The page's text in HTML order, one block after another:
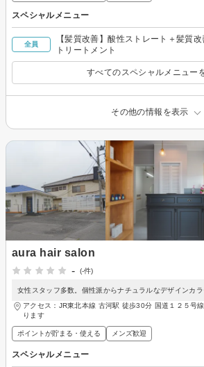
スペシャルメニュー
全員
【髪質改善】酸性ストレート＋髪質
トリートメント
すべてのスペシャルメニュー
その他の情報を表示
aura hair salon
-
(-件)
女性スタッフ多数。個性派からナチュラルなデザインカ
アクセス：JR東北本線 古河駅 徒歩30分 国道１２５号
ります
ポイントが貯まる・使える メンズ歓迎
スペシャルメニュー